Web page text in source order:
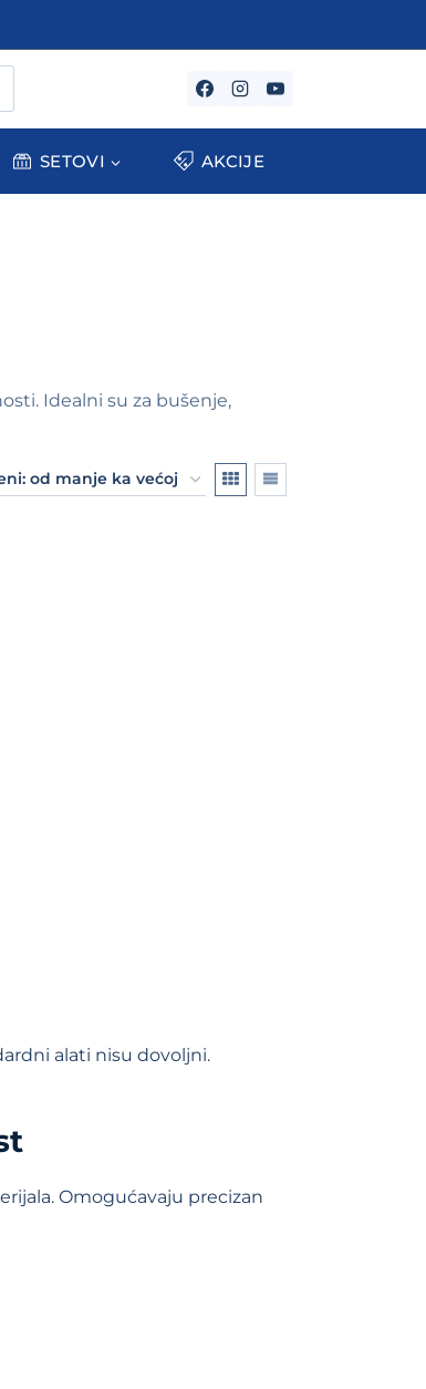
SETOVI AKCIJE
Idealni su za bušenje,
alati nisu dovoljni.
Omogućavaju precizan